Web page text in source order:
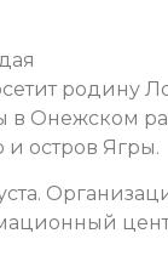
родину
Онежском
и остров Ягры.